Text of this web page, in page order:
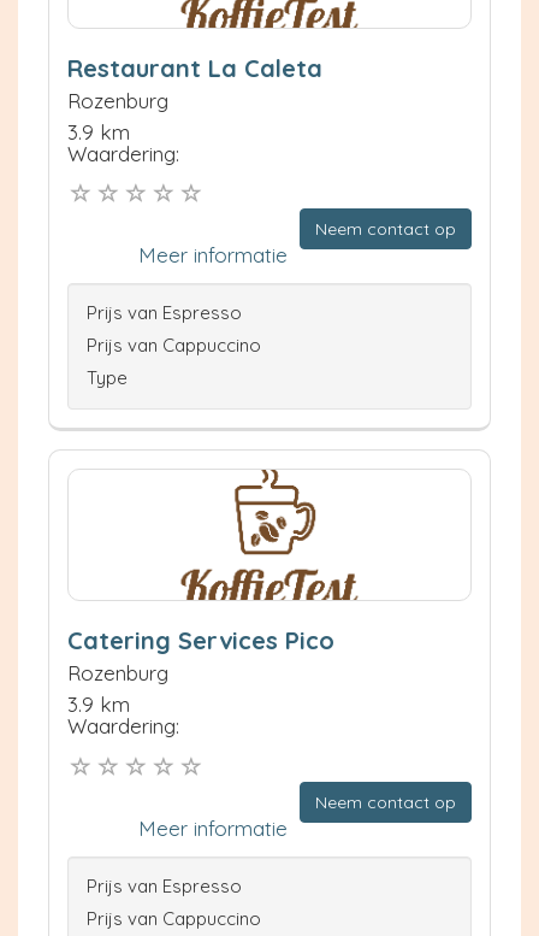
Restaurant La Caleta
Rozenburg
3.9 km
Waardering:
Neem contact op
Meer informatie
Prijs van Espresso
Prijs van Cappuccino
Type
Catering Services Pico
Rozenburg
3.9 km
Waardering:
Neem contact op
Meer informatie
Prijs van Espresso
Prijs van Cappuccino